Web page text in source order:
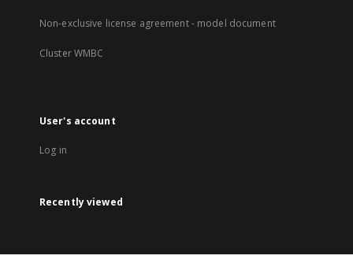
Non-exclusive license agreement - model document
Cluster WMBC
User's account
Log in
Recently viewed